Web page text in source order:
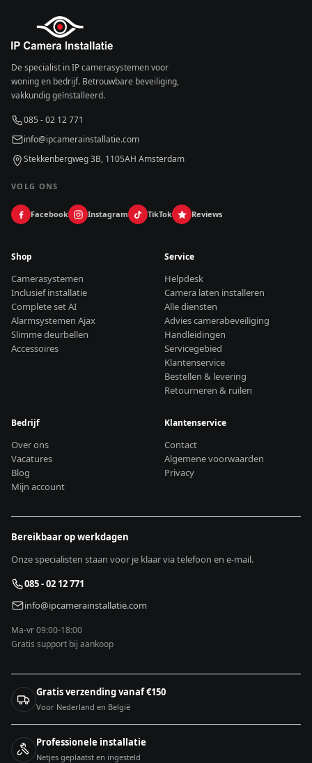
De specialist in IP camerasystemen voor
woning en bedrijf. Betrouwbare beveiliging,
vakkundig geïnstalleerd.
085 - 02 12 771
info@ipcamerainstallatie.com
Stekkenbergweg 3B, 1105AH Amsterdam
VOLG ONS
Facebook Instagram TikTok Reviews
Shop
Camerasystemen
Inclusief installatie
Complete set AI
Alarmsystemen Ajax
Slimme deurbellen
Accessoires
Service
Helpdesk
Camera laten installeren
Alle diensten
Advies camerabeveiliging
Handleidingen
Servicegebied
Klantenservice
Bestellen & levering
Retourneren & ruilen
Bedrijf
Over ons
Vacatures
Blog
Mijn account
Klantenservice
Contact
Algemene voorwaarden
Privacy
Bereikbaar op werkdagen
Onze specialisten staan voor je klaar via telefoon en e-mail.
085 - 02 12 771
info@ipcamerainstallatie.com
Ma-vr 09:00-18:00
Gratis support bij aankoop
Gratis verzending vanaf €150
Voor Nederland en België
Professionele installatie
Netjes geplaatst en ingesteld